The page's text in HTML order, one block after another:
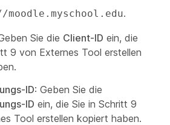
.
Sie die Client-ID ein, die
9 von Externes Tool erstellen
ID: Geben Sie die
ID ein, die Sie in Schritt 9
Tool erstellen kopiert haben.